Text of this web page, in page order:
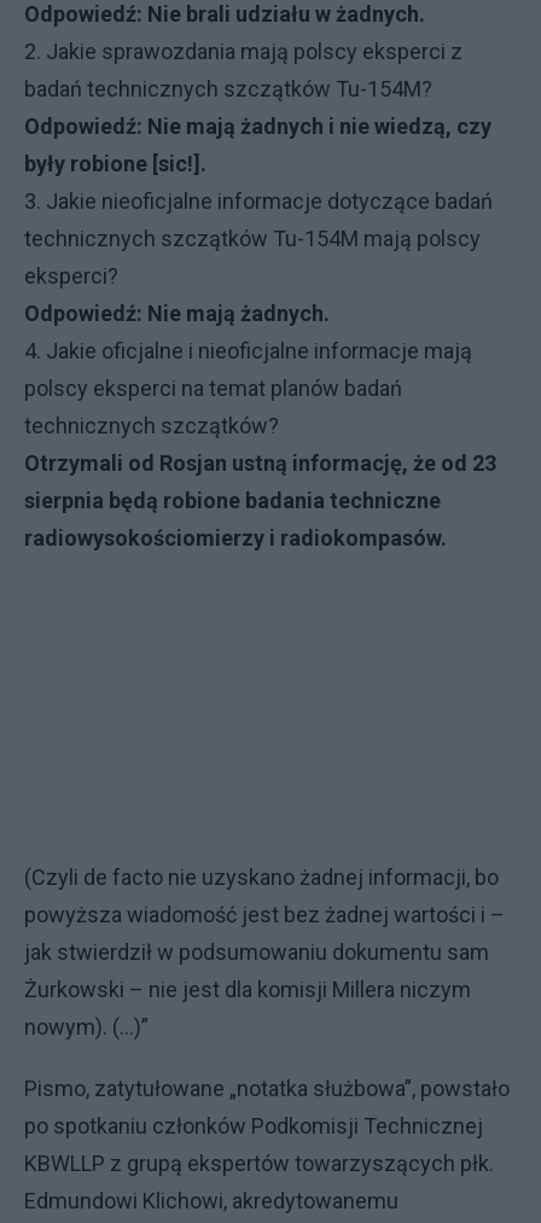
Odpowiedź: Nie brali udziału w żadnych.
2. Jakie sprawozdania mają polscy eksperci z
badań technicznych szczątków Tu-154M?
Odpowiedź: Nie mają żadnych i nie wiedzą, czy
były robione [sic!].
3. Jakie nieoficjalne informacje dotyczące badań
technicznych szczątków Tu-154M mają polscy
eksperci?
Odpowiedź: Nie mają żadnych.
4. Jakie oficjalne i nieoficjalne informacje mają
polscy eksperci na temat planów badań
technicznych szczątków?
Otrzymali od Rosjan ustną informację, że od 23
sierpnia będą robione badania techniczne
radiowysokościomierzy i radiokompasów.
(Czyli de facto nie uzyskano żadnej informacji, bo
powyższa wiadomość jest bez żadnej wartości i –
jak stwierdził w podsumowaniu dokumentu sam
Żurkowski – nie jest dla komisji Millera niczym
nowym). (…)”
Pismo, zatytułowane „notatka służbowa”, powstało
po spotkaniu członków Podkomisji Technicznej
KBWLLP z grupą ekspertów towarzyszących płk.
Edmundowi Klichowi, akredytowanemu